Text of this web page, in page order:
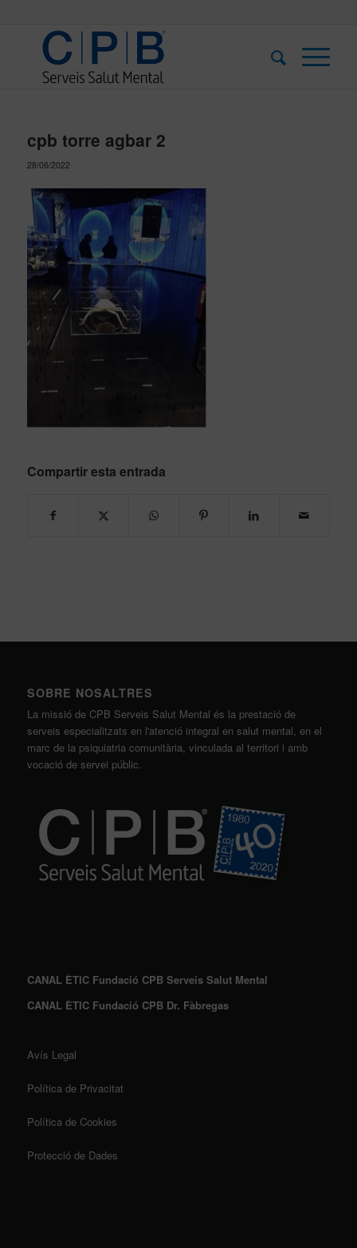
cpb torre agbar 2
28/06/2022
Compartir esta entrada
SOBRE NOSALTRES
La missió de CPB Serveis Salut Mental és la prestació de
serveis especialitzats en l'atenció integral en salut mental, en el
marc de la psiquiatria comunitària, vinculada al territori i amb
vocació de servei públic.
CANAL ÈTIC Fundació CPB Serveis Salut Mental
CANAL ÈTIC Fundació CPB Dr. Fàbregas
Avís Legal
Política de Privacitat
Política de Cookies
Protecció de Dades